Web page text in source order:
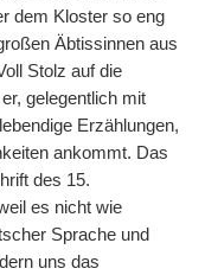
dem Kloster so eng
Äbtissinnen aus
Stolz auf die
gelegentlich mit
Erzählungen,
ankommt. Das
des 15.
es nicht wie
Sprache und
uns das